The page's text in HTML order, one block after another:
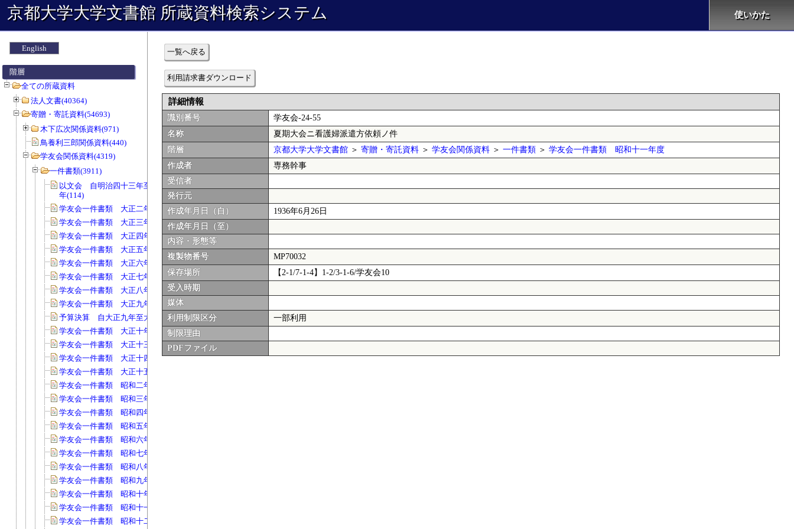
京都大学大学文書館 所蔵資料検索システム 使いかた
English
階層
全ての所蔵資料
法人文書(40364)
寄贈・寄託資料(54693)
木下広次関係資料(971)
鳥養利三郎関係資料(440)
学友会関係資料(4319)
一件書類(3911)
以文会 自明治四十三年至明治四十五
年(114)
学友会一件書類 大正二年度(115)
学友会一件書類 大正三年度(52)
学友会一件書類 大正四年度(169)
学友会一件書類 大正五年度(135)
学友会一件書類 大正六年度(127)
学友会一件書類 大正七年(40)
学友会一件書類 大正八年(147)
学友会一件書類 大正九年(54)
予算決算 自大正九年至大正十年度(29)
学友会一件書類 大正十年(68)
学友会一件書類 大正十三年(66)
学友会一件書類 大正十四年(58)
学友会一件書類 大正十五年(153)
学友会一件書類 昭和二年度(67)
学友会一件書類 昭和三年度(90)
学友会一件書類 昭和四年度(63)
学友会一件書類 昭和五年度(109)
学友会一件書類 昭和六年度(90)
学友会一件書類 昭和七年度(101)
学友会一件書類 昭和八年度(103)
学友会一件書類 昭和九年度(134)
学友会一件書類 昭和十年度(107)
学友会一件書類 昭和十一年度(130)
学友会一件書類 昭和十二年(140)
一覧へ戻る
利用請求書ダウンロード
詳細情報
識別番号
学友会-24-55
名称
夏期大会ニ看護婦派遣方依頼ノ件
階層
京都大学大学文書館 ＞ 寄贈・寄託資料 ＞ 学友会関係資料 ＞ 一件書類 ＞ 学友会一件書類 昭和十一年度
作成者
専務幹事
受信者
発行元
作成年月日（自）
1936年6月26日
作成年月日（至）
内容・形態等
複製物番号
MP70032
保存場所
【2-1/7-1-4】1-2/3-1-6/学友会10
受入時期
媒体
利用制限区分
一部利用
制限理由
PDFファイル